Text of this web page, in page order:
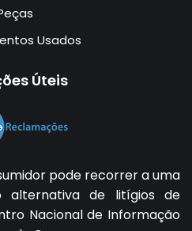
Usados
Úteis
pode recorrer a uma
alternativa de litígios de
Nacional de Informação